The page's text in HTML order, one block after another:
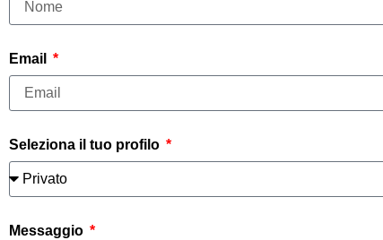
Email
Seleziona il tuo profilo
Messaggio